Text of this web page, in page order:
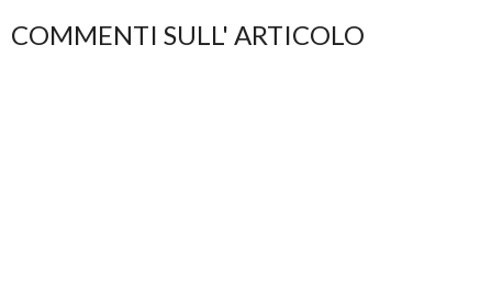
COMMENTI SULL' ARTICOLO